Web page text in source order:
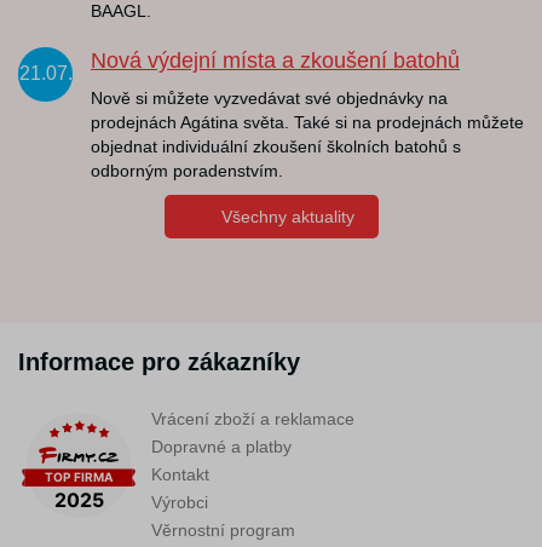
BAAGL.
21.07.
Nová výdejní místa a zkoušení batohů
Nově si můžete vyzvedávat své objednávky na
prodejnách Agátina světa. Také si na prodejnách můžete
objednat individuální zkoušení školních batohů s
odborným poradenstvím.
Všechny aktuality
Informace pro zákazníky
Vrácení zboží a reklamace
Dopravné a platby
Kontakt
Výrobci
Věrnostní program